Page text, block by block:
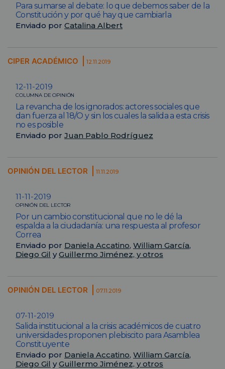
Para sumarse al debate: lo que debemos saber de la
Constitución y por qué hay que cambiarla
Enviado por Catalina Albert
CIPER ACADÉMICO 12.11.2019
12-11-2019
COLUMNA DE OPINIÓN
La revancha de los ignorados: actores sociales que
dan fuerza al 18/O y sin los cuales la salida a esta crisis
no es posible
Enviado por Juan Pablo Rodríguez
OPINIÓN DEL LECTOR 11.11.2019
11-11-2019
OPINIÓN DEL LECTOR
Por un cambio constitucional que no le dé la
espalda a la ciudadanía: una respuesta al profesor
Correa
Enviado por Daniela Accatino, William García,
Diego Gil yGuillermo Jiménez, y otros
OPINIÓN DEL LECTOR 07.11.2019
07-11-2019
Salida institucional a la crisis: académicos de cuatro
universidades proponen plebiscito para Asamblea
Constituyente
Enviado por Daniela Accatino, William García,
Diego Gil yGuillermo Jiménez, y otros